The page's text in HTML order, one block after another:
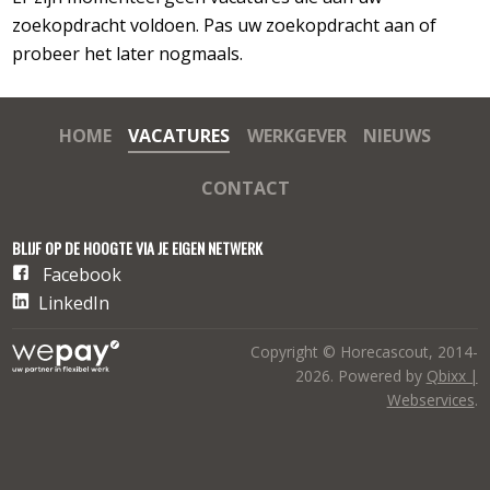
zoekopdracht voldoen. Pas uw zoekopdracht aan of
probeer het later nogmaals.
HOME VACATURES WERKGEVER NIEUWS
CONTACT
BLIJF OP DE HOOGTE VIA JE EIGEN NETWERK
Facebook
LinkedIn
Copyright © Horecascout, 2014-
2026. Powered by Qbixx |
Webservices.